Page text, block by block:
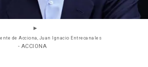
de Acciona, Juan Ignacio Entrecanales
- ACCIONA